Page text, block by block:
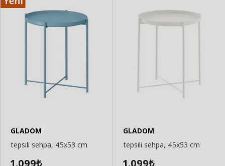
GLADOM
tepsili sehpa, 45x53 cm
1.099₺
GLADOM
tepsili sehpa, 45x53 cm
1.099₺